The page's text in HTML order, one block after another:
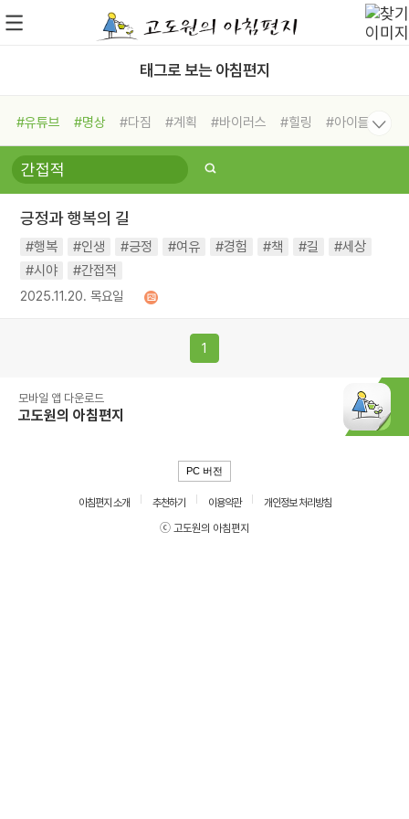
태그로 보는 아침편지
#유튜브 #명상 #다짐 #계획 #바이러스 #힐링
#아이들
#비전캠프
#독서캠프 #삶
#희망
#나눔 #친구 #링컨학교
#독서
#건강 #면역력
긍정과 행복의 길
#행복 #인생 #긍정 #여유 #경험 #책 #길
#세상
#시야
#간접적
2025.11.20. 목요일
1
모바일 앱 다운로드
고도원의 아침편지
PC 버전
아침편지 소개 추천하기 이용약관
개인정보 처리방침
ⓒ 고도원의 아침편지